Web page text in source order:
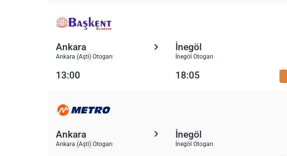
Ankara
Ankara (Aşti) Otogarı
İnegöl
İnegöl Otogarı
13:00 18:05
Ankara
Ankara (Aşti) Otogarı
İnegöl
İnegöl Otogarı